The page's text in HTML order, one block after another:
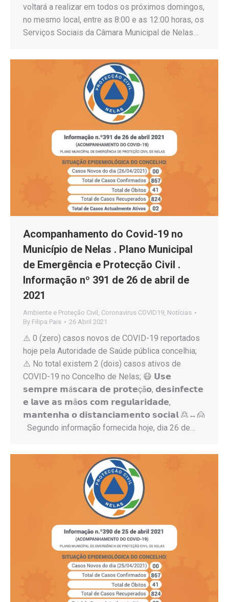
voltará a realizar em todos os próximos domingos,
no mesmo local, entre as 8:00 e as 12:00 horas, os
Serviços Sociais da Câmara Municipal de Nelas…
Acompanhamento do Covid-19 no
Município de Nelas . Plano Municipal
de Emergência e Protecção Civil .
Informação nº 391 de 26 de abril de
2021
Ambiente e Proteção Civil Coronavirus COVID19 Notícias
By Filipa Pais 26 Abril 2021
⚠️ 0 (zero) casos novos de COVID-19 reportados
hoje pela Autoridade de Saúde pública concelhia;
⚠️ No total existem 2 (dois) casos ativos de
COVID-19 no Concelho de Nelas; 😷 𝗨𝘀𝗲
𝘀𝗲𝗺𝗽𝗿𝗲 𝗺á𝘀𝗰𝗮𝗿𝗮 𝗱𝗲 𝗽𝗿𝗼𝘁𝗲çã𝗼, 𝗱𝗲𝘀𝗶𝗻𝗳𝗲𝗰𝘁𝗲
𝗲 𝗹𝗮𝘃𝗲 𝗮𝘀 𝗺ã𝗼𝘀 𝗰𝗼𝗺 𝗿𝗲𝗴𝘂𝗹𝗮𝗿𝗶𝗱𝗮𝗱𝗲,
𝗺𝗮𝗻𝘁𝗲𝗻𝗵𝗮 𝗼 𝗱𝗶𝘀𝘁𝗮𝗻𝗰𝗶𝗮𝗺𝗲𝗻𝘁𝗼 𝘀𝗼𝗰𝗶𝗮𝗹 🙎↔️🙍
Segundo informação fornecida hoje, dia 26 de…